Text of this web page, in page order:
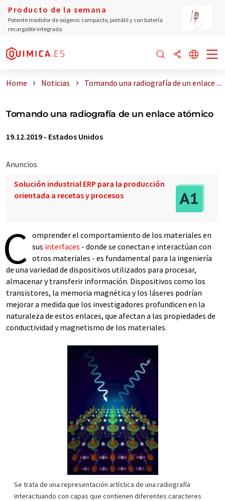
Producto de la semana
Potente medidor de oxígeno: compacto, portátil y con batería
recargable integrada
Home Noticias Tomando una radiografía de un enlace ...
Tomando una radiografía de un enlace atómico
19.12.2019 - Estados Unidos
Anuncios
Solución industrial ERP para la producción
orientada a recetas y procesos
C omprender el comportamiento de los materiales en
sus interfaces - donde se conectan e interactúan con
otros materiales - es fundamental para la ingeniería
de una variedad de dispositivos utilizados para procesar,
almacenar y transferir información. Dispositivos como los
transistores, la memoria magnética y los láseres podrían
mejorar a medida que los investigadores profundicen en la
naturaleza de estos enlaces, que afectan a las propiedades de
conductividad y magnetismo de los materiales.
Se trata de una representación artística de una radiografía
interactuando con capas que contienen diferentes caracteres